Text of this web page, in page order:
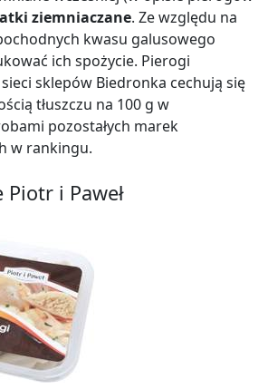
konserwująca– sorbinian potasu
ziemniaczane. Ze względu na
kwasu galusowego
ich spożycie. Pierogi
sklepów Biedronka cechują się
tłuszczu na 100 g w
pozostałych marek
w rankingu.
i Paweł